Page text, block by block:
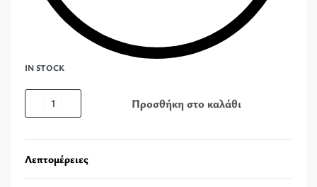
IN STOCK
Προσθήκη στο καλάθι
Λεπτομέρειες